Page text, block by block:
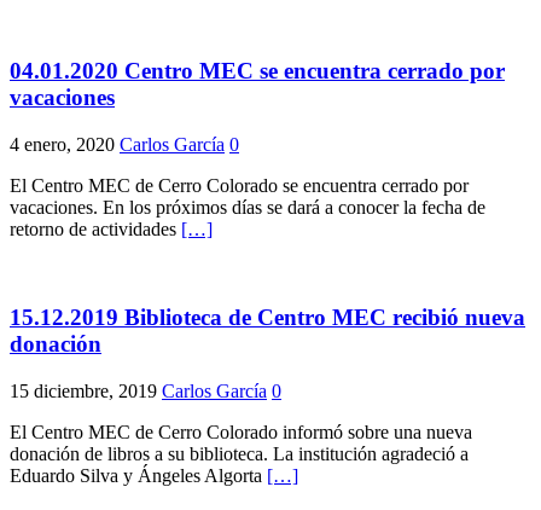
04.01.2020 Centro MEC se encuentra cerrado por
vacaciones
4 enero, 2020 Carlos García 0
El Centro MEC de Cerro Colorado se encuentra cerrado por
vacaciones. En los próximos días se dará a conocer la fecha de
retorno de actividades […]
15.12.2019 Biblioteca de Centro MEC recibió nueva
donación
15 diciembre, 2019 Carlos García 0
El Centro MEC de Cerro Colorado informó sobre una nueva
donación de libros a su biblioteca. La institución agradeció a
Eduardo Silva y Ángeles Algorta […]